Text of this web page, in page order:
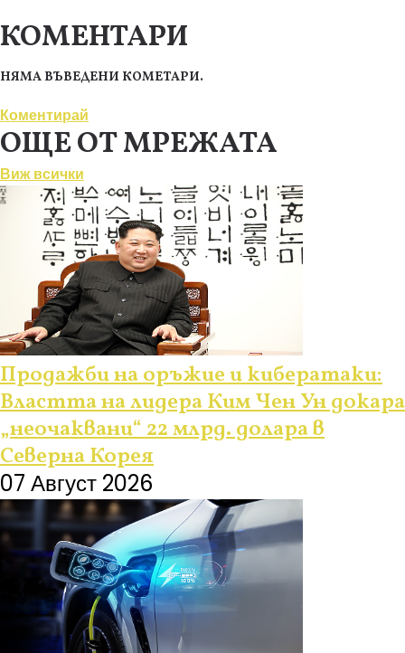
КОМЕНТАРИ
НЯМА ВЪВЕДЕНИ КОМЕТАРИ.
Коментирай
ОЩЕ ОТ МРЕЖАТА
Виж всички
Продажби на оръжие и кибератаки:
Властта на лидера Ким Чен Ун докара
„неочаквани“ 22 млрд. долара в
Северна Корея
07 Август 2026